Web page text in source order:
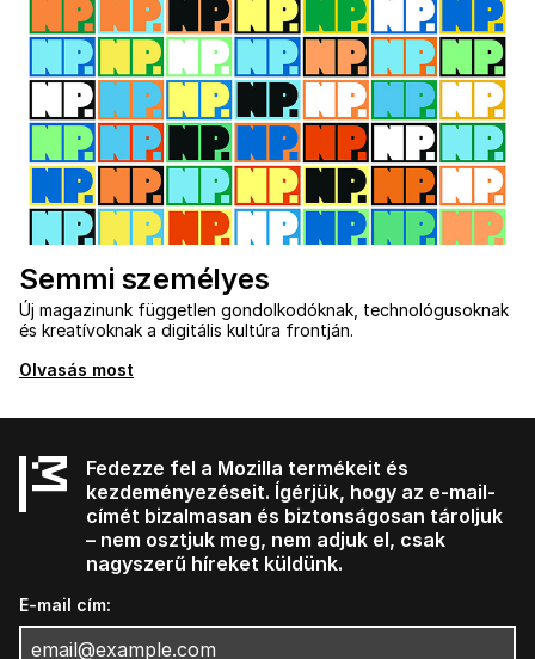
Semmi személyes
Új magazinunk független gondolkodóknak, technológusoknak
és kreatívoknak a digitális kultúra frontján.
Olvasás most
Fedezze fel a Mozilla termékeit és
kezdeményezéseit. Ígérjük, hogy az e-mail-
címét bizalmasan és biztonságosan tároljuk
– nem osztjuk meg, nem adjuk el, csak
nagyszerű híreket küldünk.
E-mail cím: